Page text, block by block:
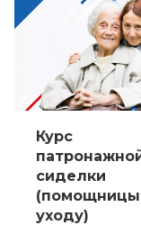
Курс
сиделки
уходу)